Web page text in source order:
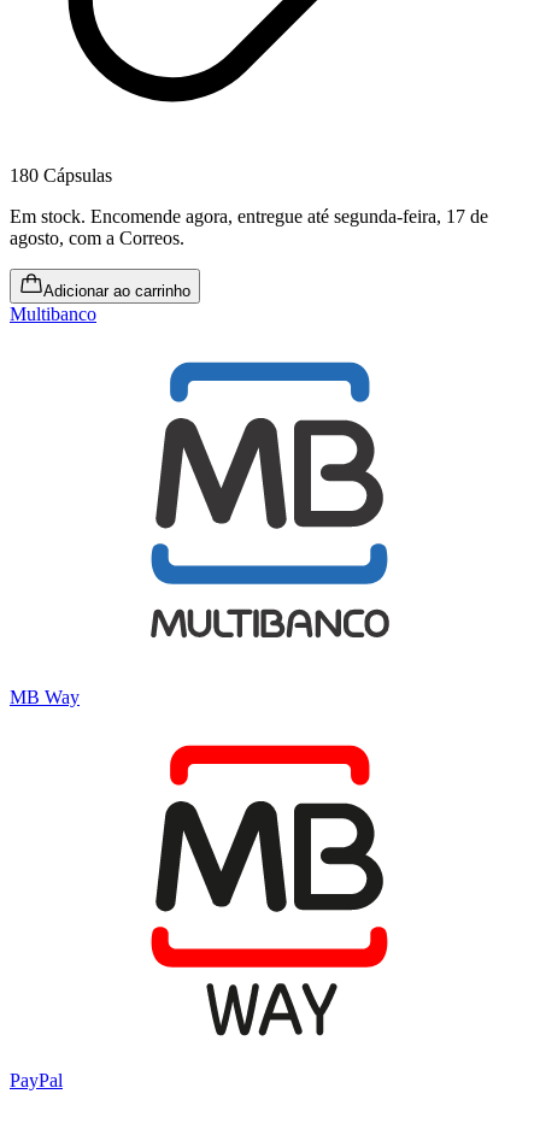
180 Cápsulas
Em stock. Encomende agora, entregue até segunda-feira, 17 de
agosto, com a Correos.
Adicionar ao carrinho
Multibanco
MB Way
PayPal